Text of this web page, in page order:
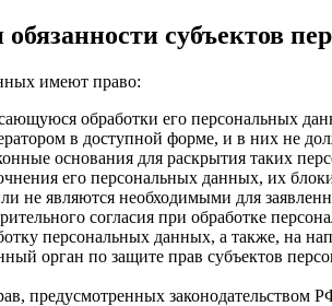
субъектов
имеют право:
обработки его персональных
в доступной форме, и в них не
основания для раскрытия таких
его персональных данных, их
не являются необходимыми для
согласия при обработке
персональных данных, а также, на
орган по защите прав субъектов
предусмотренных законодательством